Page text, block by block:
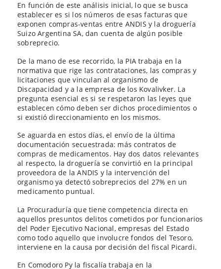
En función de este análisis inicial, lo que se busca
establecer es si los números de esas facturas que
exponen compras-ventas entre ANDIS y la droguería
Suizo Argentina SA, dan cuenta de algún posible
sobreprecio.
De la mano de ese recorrido, la PIA trabaja en la
normativa que rige las contrataciones, las compras y
licitaciones que vinculan al organismo de
Discapacidad y a la empresa de los Kovalivker. La
pregunta esencial es si se respetaron las leyes que
establecen cómo deben ser dichos procedimientos o
si existió direccionamiento en los mismos.
Se aguarda en estos días, el envío de la última
documentación secuestrada: más contratos de
compras de medicamentos. Hay dos datos relevantes
al respecto, la droguería se convirtió en la principal
proveedora de la ANDIS y la intervención del
organismo ya detectó sobreprecios del 27% en un
medicamento puntual.
La Procuraduría que tiene competencia directa en
aquellos presuntos delitos cometidos por funcionarios
del Poder Ejecutivo Nacional, empresas del Estado
como todo aquello que involucre fondos del Tesoro,
interviene en la causa por decisión del fiscal Picardi.
En Comodoro Py la fiscalía trabaja en la